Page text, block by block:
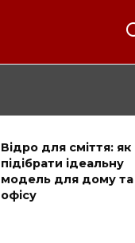
Відро для сміття: як
підібрати ідеальну
модель для дому та
офісу